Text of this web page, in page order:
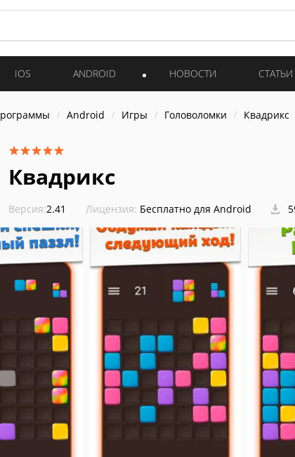
IOS ANDROID НОВОСТИ
Android Игры Головоломки Квадрикс
Квадрикс
Версия:2.41 Лицензия: Бесплатно для Android